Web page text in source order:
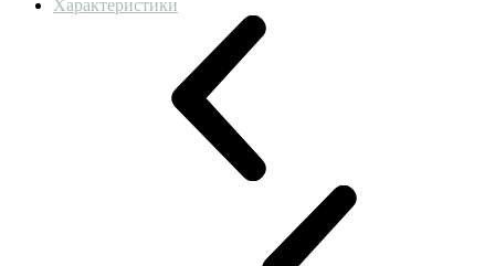
Характеристики